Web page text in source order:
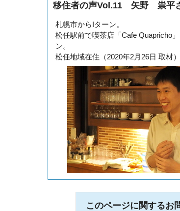
移住者の声Vol.11 矢野 祟平
札幌市からIターン。
松任駅前で喫茶店「Cafe Quapricho
ン。
松任地域在住（2020年2月26日 取材）
このページに関するお